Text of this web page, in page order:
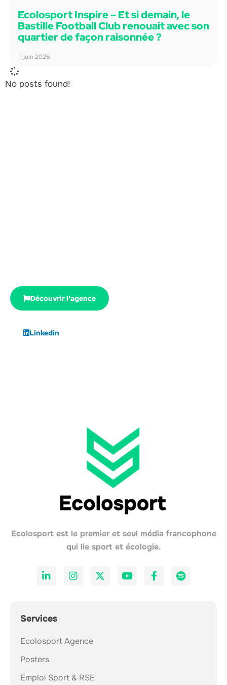
Ecolosport Inspire – Et si demain, le
Bastille Football Club renouait avec son
quartier de façon raisonnée ?
11 juin 2026
No posts found!
Découvrir l'agence
Linkedin
Ecolosport est le premier et seul média francophone
qui lie sport et écologie.
Services
Ecolosport Agence
Posters
Emploi Sport & RSE